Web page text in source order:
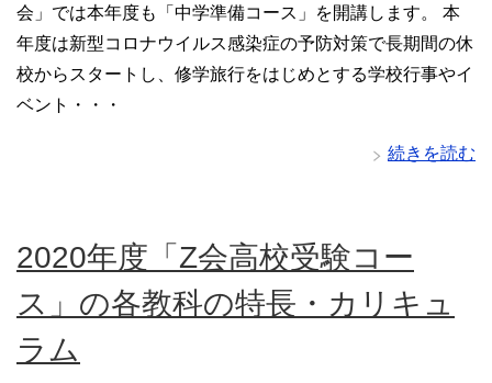
会」では本年度も「中学準備コース」を開講します。 本
年度は新型コロナウイルス感染症の予防対策で長期間の休
校からスタートし、修学旅行をはじめとする学校行事やイ
ベント・・・
続きを読む
2020年度「Z会高校受験コー
ス」の各教科の特長・カリキュ
ラム